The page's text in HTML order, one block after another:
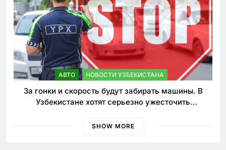
АВТО НОВОСТИ УЗБЕКИСТАНА
За гонки и скорость будут забирать машины. В
Узбекистане хотят серьезно ужесточить
SHOW MORE